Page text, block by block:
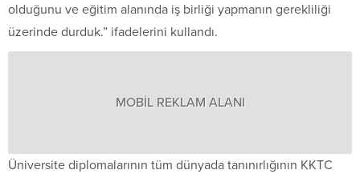
olduğunu ve eğitim alanında iş birliği yapmanın gerekliliği
üzerinde durduk.” ifadelerini kullandı.
MOBİL REKLAM ALANI
Üniversite diplomalarının tüm dünyada tanınırlığının KKTC